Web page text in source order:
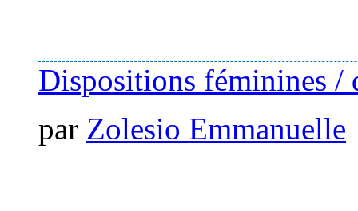
Dispositions féminines /
par Zolesio Emmanuelle